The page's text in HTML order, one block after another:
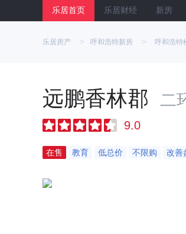
乐居首页 乐居财经 新房
乐居房产 > 呼和浩特新房 > 呼和浩特
远鹏香林郡 二
9.0
在售 教育 低总价 不限购 改善